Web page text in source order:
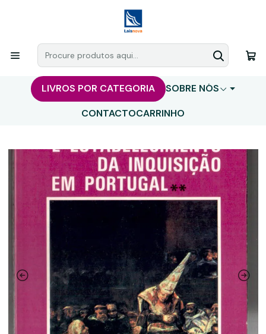
LIVROS POR CATEGORIA
SOBRE NÓS
CONTACTOCARRINHO